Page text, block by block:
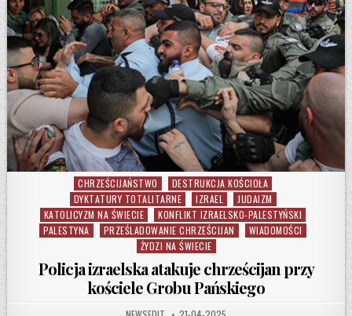
Posted in
CHRZEŚCIJAŃSTWO
DESTRUKCJA KOŚCIOŁA
DYKTATURY TOTALITARNE
IZRAEL
JUDAIZM
KATOLICYZM NA ŚWIECIE
KONFLIKT IZRAELSKO-PALESTYŃSKI
PALESTYNA
PRZEŚLADOWANIE CHRZEŚCIJAN
WIADOMOŚCI
ŻYDZI NA ŚWIECIE
Policja izraelska atakuje chrześcijan przy
kościele Grobu Pańskiego